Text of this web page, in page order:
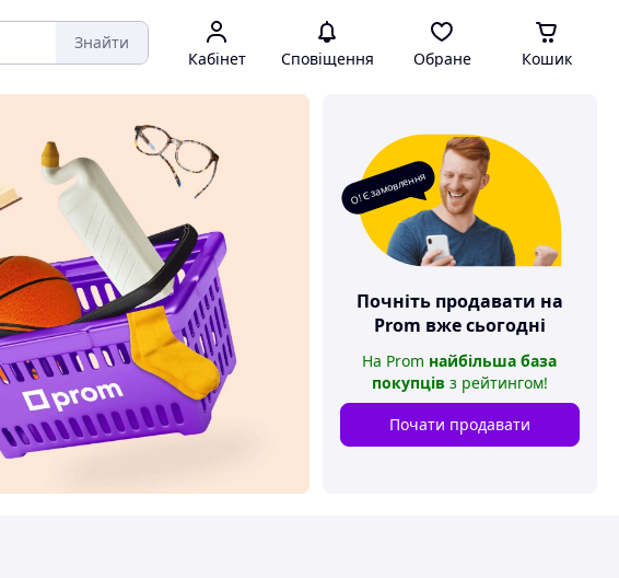
Знайти
Кабінет Сповіщення Обране Кошик
О! Є замовлення
Почніть продавати на
Prom вже сьогодні
На Prom найбільша база
покупців з рейтингом!
Почати продавати